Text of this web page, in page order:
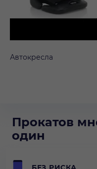
Автокресла
Прокатов
один